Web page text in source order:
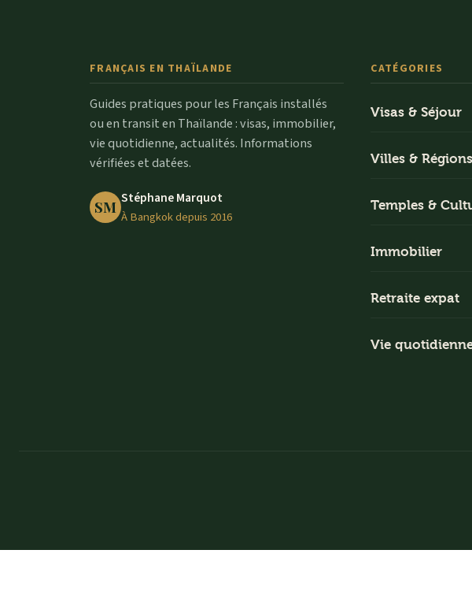
FRANÇAIS EN THAÏLANDE
Guides pratiques pour les Français installés
ou en transit en Thaïlande : visas, immobilier,
vie quotidienne, actualités. Informations
vérifiées et datées.
SM Stéphane Marquot
À Bangkok depuis 2016
CATÉGORIES
Visas & Séjour
Villes & Régions
Temples &
Immobilier
Retraite expat
Vie